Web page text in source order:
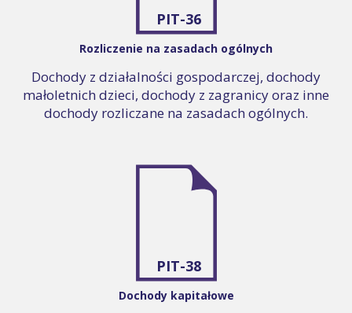
PIT-36
Rozliczenie na zasadach ogólnych
Dochody z działalności gospodarczej, dochody
małoletnich dzieci, dochody z zagranicy oraz inne
dochody rozliczane na zasadach ogólnych.
PIT-38
Dochody kapitałowe